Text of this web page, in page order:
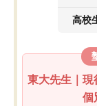
高校
東大先生｜現
個